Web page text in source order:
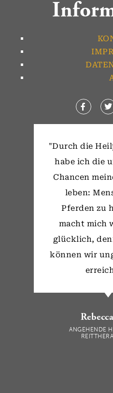
"Durch die
habe ich die
Chancen
leben:
Pferden zu
macht mich
glücklich,
können wir
ANGEHENDE